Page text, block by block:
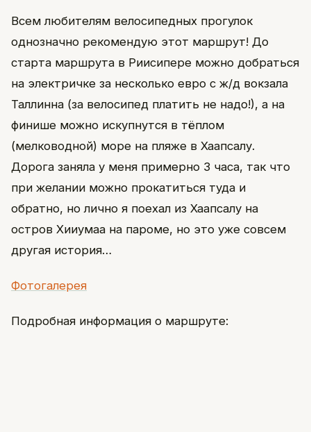
Всем любителям велосипедных прогулок
однозначно рекомендую этот маршрут! До
старта маршрута в Риисипере можно добраться
на электричке за несколько евро с ж/д вокзала
Таллинна (за велосипед платить не надо!), а на
финише можно искупнутся в тёплом
(мелководной) море на пляже в Хаапсалу.
Дорога заняла у меня примерно 3 часа, так что
при желании можно прокатиться туда и
обратно, но лично я поехал из Хаапсалу на
остров Хииумаа на пароме, но это уже совсем
другая история…
Фотогалерея
Подробная информация о маршруте: